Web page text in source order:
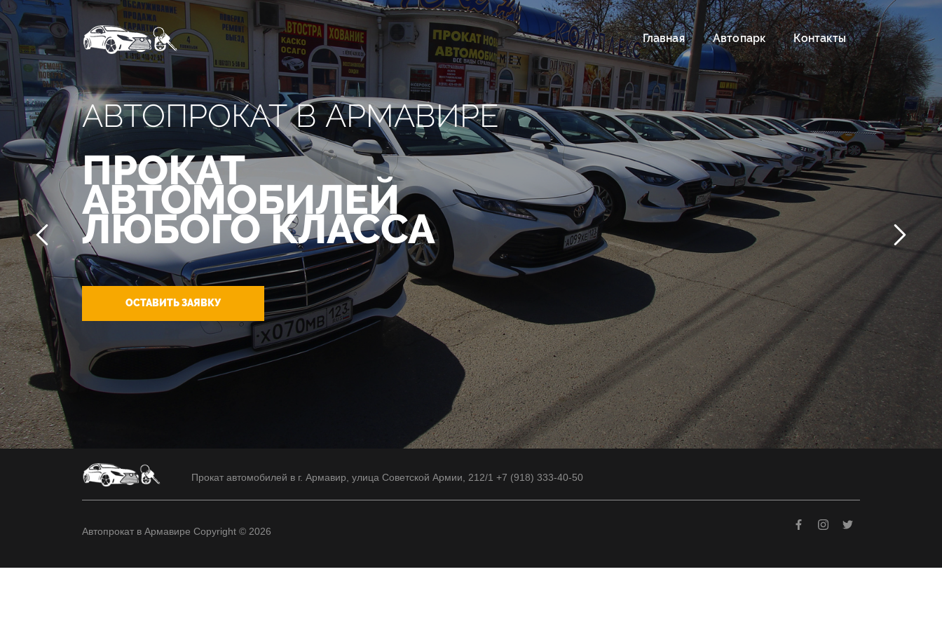
Главная Автопарк Контакты
АВТОПРОКАТ В АРМАВИРЕ
ПРОКАТ
АВТОМОБИЛЕЙ
ЛЮБОГО КЛАССА
ОСТАВИТЬ ЗАЯВКУ
Прокат автомобилей в г. Армавир, улица Советской Армии, 212/1 +7 (918) 333-40-50
Автопрокат в Армавире Copyright © 2026